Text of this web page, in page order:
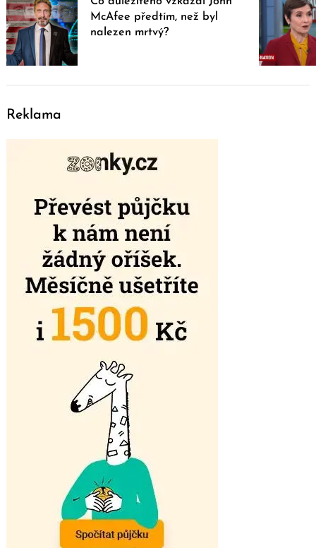
McAfee předtím, než byl
nalezen mrtvý?
Reklama